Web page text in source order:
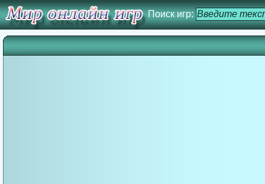
Поиск игр: